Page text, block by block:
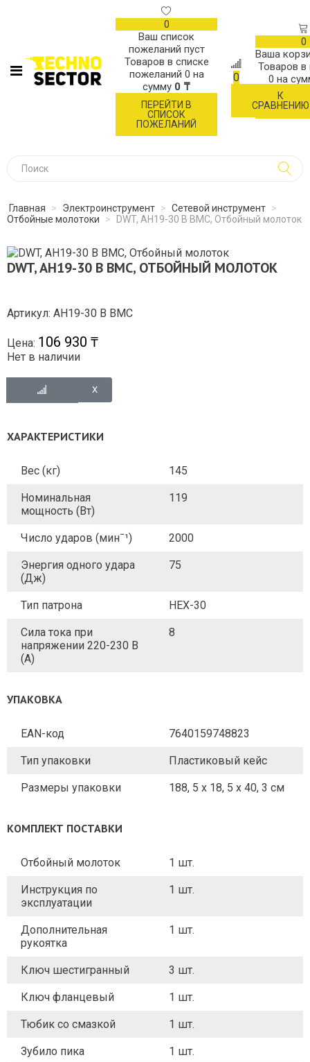
0
Ваш список
пожеланий пуст
Товаров в списке
пожеланий 0 на
сумму 0 ₸
ПЕРЕЙТИ В
СПИСОК
ПОЖЕЛАНИЙ
0
К
СРАВНЕНИЮ
0
Ваша
Товаров в
0 на
Главная > Электроинструмент > Сетевой инструмент >
Отбойные молотоки
> DWT, AH19-30 B BMC, Отбойный молоток
DWT, AH19-30 B BMC, ОТБОЙНЫЙ МОЛОТОК
Артикул: AH19-30 B BMC
Цена: 106 930 ₸
Нет в наличии
ХАРАКТЕРИСТИКИ
Вес (кг) 145
Номинальная
мощность (Вт)
119
Число ударов (минˉ¹) 2000
Энергия одного удара
(Дж)
75
Тип патрона HEX-30
Сила тока при
напряжении 220-230 В
(А)
8
УПАКОВКА
EAN-код 7640159748823
Тип упаковки Пластиковый кейс
Размеры упаковки 188, 5 x 18, 5 x 40, 3 см
КОМПЛЕКТ ПОСТАВКИ
Отбойный молоток 1 шт.
Инструкция по
эксплуатации
1 шт.
Дополнительная
рукоятка
1 шт.
Ключ шестигранный 3 шт.
Ключ фланцевый 1 шт.
Тюбик со смазкой 1 шт.
Зубило пика 1 шт.